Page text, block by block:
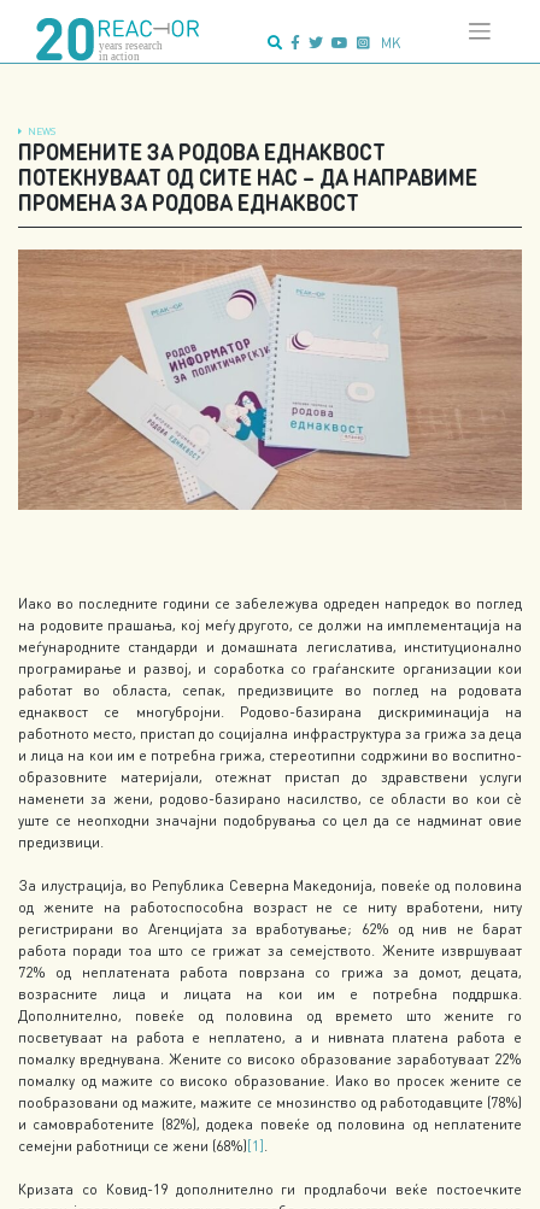
content
MK
NEWS
ПРОМЕНИТЕ ЗА РОДОВА ЕДНАКВОСТ
ПОТЕКНУВААТ ОД СИТЕ НАС – ДА НАПРАВИМЕ
ПРОМЕНА ЗА РОДОВА ЕДНАКВОСТ
Иако во последните години се забележува одреден напредок во поглед
на родовите прашања, кој меѓу другото, се должи на имплементација на
меѓународните стандарди и домашната легислатива, институционално
програмирање и развој, и соработка со граѓанските организации кои
работат во областа, сепак, предизвиците во поглед на родовата
еднаквост се многубројни. Родово-базирана дискриминација на
работното место, пристап до социјална инфраструктура за грижа за деца
и лица на кои им е потребна грижа, стереотипни содржини во воспитно-
образовните материјали, отежнат пристап до здравствени услуги
наменети за жени, родово-базирано насилство, се области во кои сѐ
уште се неопходни значајни подобрувања со цел да се надминат овие
предизвици.
За илустрација, во Република Северна Македонија, повеќе од половина
од жените на работоспособна возраст не се ниту вработени, ниту
регистрирани во Агенцијата за вработување; 62% од нив не барат
работа поради тоа што се грижат за семејството. Жените извршуваат
72% од неплатената работа поврзана со грижа за домот, децата,
возрасните лица и лицата на кои им е потребна поддршка.
Дополнително, повеќе од половина од времето што жените го
посветуваат на работа е неплатено, а и нивната платена работа е
помалку вреднувана. Жените со високо образование заработуваат 22%
помалку од мажите со високо образование. Иако во просек жените се
пообразовани од мажите, мажите се мнозинство од работодавците (78%)
и самовработените (82%), додека повеќе од половина од неплатените
семејни работници се жени (68%)[1]
Кризата со Ковид-19 дополнително ги продлабочи веќе постоечките